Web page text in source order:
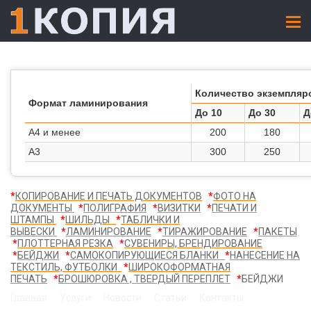
Формат ламинирования
Количество
До 10
До 30
А4 и менее
200
180
А3
300 250
*КОПИРОВАНИЕ И ПЕЧАТЬ ДОКУМЕНТОВ *ФОТО НА
ДОКУМЕНТЫ
*ПОЛИГРАФИЯ​ *ВИЗИТКИ *ПЕЧАТИ И
ШТАМПЫ
* ШИЛЬДЫ *ТАБЛИЧКИ И
ВЫВЕСКИ
*ЛАМИНИРОВАНИЕ *ТИРАЖИРОВАНИЕ *ПАКЕТЫ
*ПЛОТТЕРНАЯ РЕЗКА *СУВЕНИРЫ, БРЕНДИРОВАНИЕ
*БЕЙДЖИ *САМОКОПИРУЮЩИЕСЯ БЛАНКИ *НАНЕСЕНИЕ НА
ТЕКСТИЛЬ, ФУТБОЛКИ
* ШИРОКОФОРМАТНАЯ
ПЕЧАТЬ
*БРОШЮРОВКА , ТВЕРДЫЙ ПЕРЕПЛЕТ *БЕЙДЖИ